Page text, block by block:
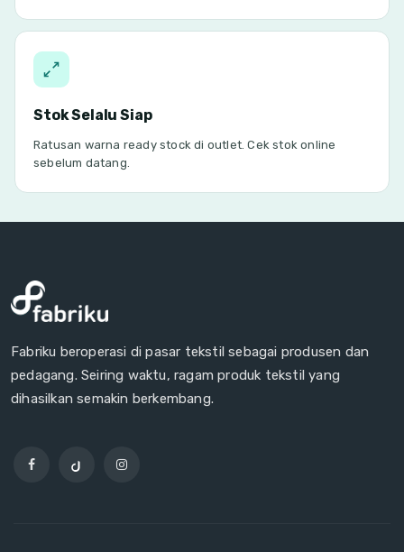
Stok Selalu Siap
Ratusan warna ready stock di outlet. Cek stok online
sebelum datang.
Fabriku beroperasi di pasar tekstil sebagai produsen dan
pedagang. Seiring waktu, ragam produk tekstil yang
dihasilkan semakin berkembang.